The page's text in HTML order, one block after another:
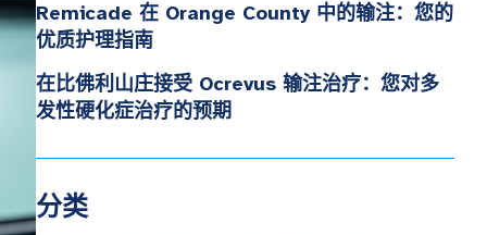
Remicade 在 Orange County 中的输注：您的
优质护理指南
在比佛利山庄接受 Ocrevus 输注治疗：您对多
发性硬化症治疗的预期
分类